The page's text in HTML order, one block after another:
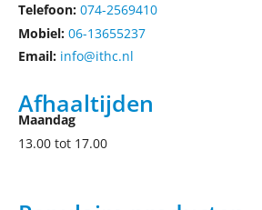
Telefoon: 074-2569410
Mobiel: 06-13655237
Email: info@ithc.nl
Afhaaltijden
Maandag
13.00 tot 17.00